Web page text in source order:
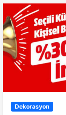
Dekorasyon